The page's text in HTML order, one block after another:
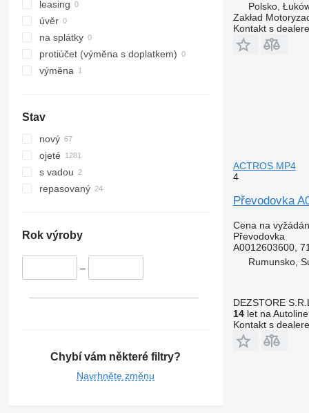
leasing
úvěr
na splátky
protiúčet (výměna s doplatkem)
výměna
Stav
nový
ojeté
s vadou
repasovaný
Rok výroby
–
Chybí vám některé filtry?
Navrhněte změnu
Polsko,
Zakład
Kontakt s
ACTROS MP4
4
Převodovka
Cena na
Převodovka
A0012603600,
Rumunsko,
DEZSTORE S.R.L.
14let na Autoline
Kontakt s